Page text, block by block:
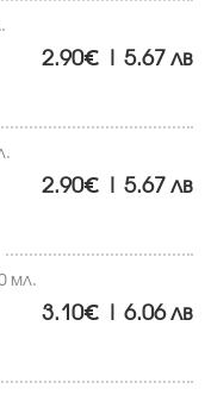
2.90€ | 5.67 лв
2.90€ | 5.67 лв
мл.
3.10€ | 6.06 лв